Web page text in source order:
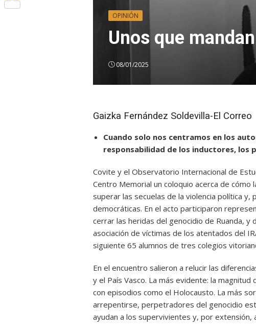
OPINIÓN
Unos que
08/01/2025
Gaizka Fernández Soldevilla-El Correo
Cuando solo nos centramos en los
responsabilidad de los inductores, los
Covite y el Observatorio Internacional de
Centro Memorial un coloquio acerca de cómo
superar las secuelas de la violencia política
democráticas. En el acto participaron
cerrar las heridas del genocidio de Ruanda, y
asociación de víctimas de los atentados del
siguiente 65 alumnos de tres colegios
En el encuentro salieron a relucir las
y el País Vasco. La más evidente: la
con episodios como el Holocausto. La más
arrepentirse, perpetradores del genocidio
ayudan a los supervivientes y, por extensión,
Compartir